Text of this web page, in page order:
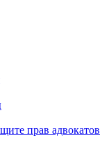
прав адвокатов